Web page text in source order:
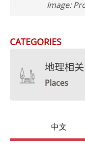
Image:
CATEGORIES
地理相关
Places
中文